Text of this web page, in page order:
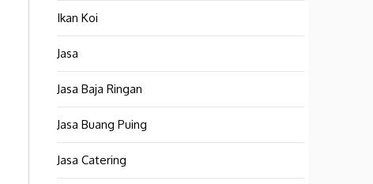
Ikan Koi
Jasa
Jasa Baja Ringan
Jasa Buang Puing
Jasa Catering